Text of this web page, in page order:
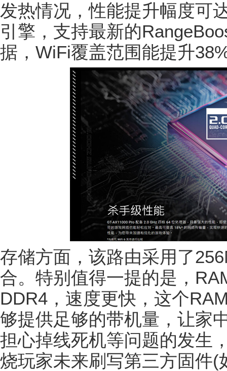
发热情况，性能提升幅度可
引擎，支持最新的
据，WiFi覆盖范围能提升
存储方面，该路由采用了
合。特别值得一提的是，
DDR4，速度更快，这个
够提供足够的带机量，让家
担心掉线死机等问题的发生
烧玩家未来刷写第三方固件